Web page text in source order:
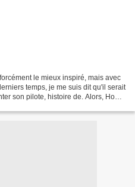
le mieux inspiré, mais avec
temps, je me suis dit qu'il serait
son pilote, histoire de. Alors, How I